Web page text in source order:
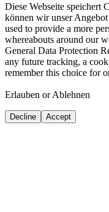
Diese Webseite speichert
können wir unser
used to provide a more
whereabouts around our
General Data Protection
any future tracking, a
remember this choice for
Erlauben or Ablehnen
Decline Accept